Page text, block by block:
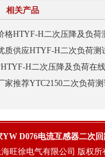
相关产品
格HTYF-H二次压降及负荷
质供应HTYF-H二次负荷测
H二次压降及负荷在
家推荐YTC2150二次负荷
YW D076电流互感器二次
旺徐电气有限公司 版权